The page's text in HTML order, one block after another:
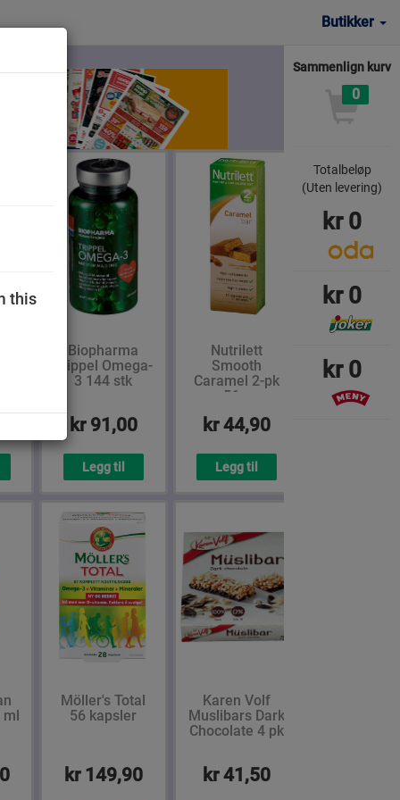
Butikker
Biopharma
Trippel Omega-
3 144 stk
kr 91,00
Legg til
Nutrilett
Smooth
Caramel 2-pk
56 g
kr 44,90
Legg til
ml
Möller's Total
56 kapsler
kr 149,90
Karen Volf
Muslibars Dark
Chocolate 4 pk
kr 41,50
Sammenlign kurv
0
Totalbeløp
(Uten levering)
kr 0
kr 0
kr 0
this